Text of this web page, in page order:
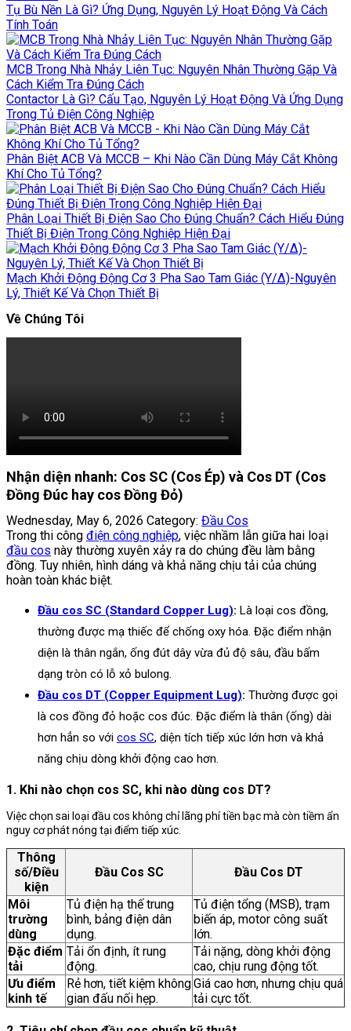
Tụ Bù Nền Là Gì? Ứng Dụng, Nguyên Lý Hoạt Động Và Cách
Tính Toán
MCB Trong Nhà Nhảy Liên Tục: Nguyên Nhân Thường Gặp Và
Cách Kiểm Tra Đúng Cách
Contactor Là Gì? Cấu Tạo, Nguyên Lý Hoạt Động Và Ứng Dụng
Trong Tủ Điện Công Nghiệp
Phân Biệt ACB Và MCCB – Khi Nào Cần Dùng Máy Cắt Không
Khí Cho Tủ Tổng?
Phân Loại Thiết Bị Điện Sao Cho Đúng Chuẩn? Cách Hiểu Đúng
Thiết Bị Điện Trong Công Nghiệp Hiện Đại
Mạch Khởi Động Động Cơ 3 Pha Sao Tam Giác (Y/Δ)-Nguyên
Lý, Thiết Kế Và Chọn Thiết Bị
Về Chúng Tôi
Nhận diện nhanh: Cos SC (Cos Ép) và Cos DT (Cos
Đồng Đúc hay cos Đồng Đỏ)
Wednesday, May 6, 2026 Category: Đầu Cos
Trong thi công điện công nghiệp, việc nhầm lẫn giữa hai loại
đầu cos này thường xuyên xảy ra do chúng đều làm bằng
đồng. Tuy nhiên, hình dáng và khả năng chịu tải của chúng
hoàn toàn khác biệt.
Đầu cos SC (Standard Copper Lug): Là loại cos đồng,
thường được mạ thiếc để chống oxy hóa. Đặc điểm nhận
diện là thân ngắn, ống đút dây vừa đủ độ sâu, đầu bấm
dạng tròn có lỗ xỏ bulong.
Đầu cos DT (Copper Equipment Lug): Thường được gọi
là cos đồng đỏ hoặc cos đúc. Đặc điểm là thân (ống) dài
hơn hẳn so với cos SC, diện tích tiếp xúc lớn hơn và khả
năng chịu dòng khởi động cao hơn.
1. Khi nào chọn cos SC, khi nào dùng cos DT?
Việc chọn sai loại đầu cos không chỉ lãng phí tiền bạc mà còn tiềm ẩn
nguy cơ phát nóng tại điểm tiếp xúc.
Thông
số/Điều
kiện
Đầu Cos SC Đầu Cos DT
Môi
trường
dùng
Tủ điện hạ thế trung
bình, bảng điện dân
dụng.
Tủ điện tổng (MSB), trạm
biến áp, motor công suất
lớn.
Đặc điểm
tải
Tải ổn định, ít rung
động.
Tải nặng, dòng khởi động
cao, chịu rung động tốt.
Ưu điểm
kinh tế
Rẻ hơn, tiết kiệm không
gian đấu nối hẹp.
Giá cao hơn, nhưng chịu quá
tải cực tốt.